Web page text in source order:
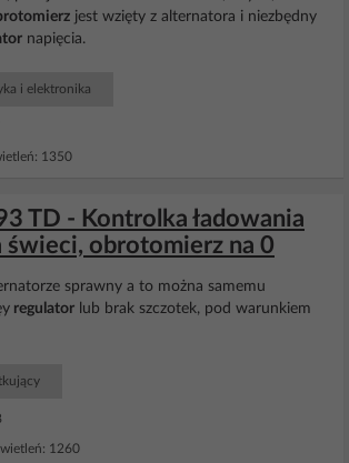
jest wzięty z alternatora i niezbędny
napięcia.
i elektronika
1350
TD - Kontrolka ładowania
świeci, obrotomierz na 0
sprawny a to można samemu
regulator lub brak szczotek, pod warunkiem
1260